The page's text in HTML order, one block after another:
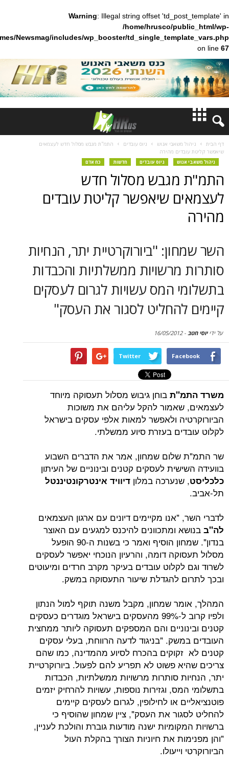
Warning: Illegal string offset
/home/hrusco/
content/themes/Newsmag/includes/wp_booster/
חדשות
משאבי אנוש גיוס עובדים
התמ"ת מגבש מסלול חדש לעצמאים
מהירה
גיוס עובדים חדשות כח אדם
מגבש מסלול חדש
שיאפשר קליטת עובדים
"ביורוקרטיית יתר, הנחיות
מרשויות ממשלתיות והכבדות
המס עשויות לגרום לעסקים
להחליט לסגור את העסק"
16/05/2012
Twitter
בוחן גיבוש מסלול תעסוקה מיוחד
שאמור להקל עליהם את משוכות
ולאפשר למאות אלפי עסקים בישראל
בעזרת סיוע ממשלתי.
שמחון, אמר את הדברים השבוע
לעסקים קטנים ובינוניים של העיתון
שנערכה במלוןדיוויד אינטרקונטיננטל
"אנו מקיימים דיונים עם ארגון העצמאים
ומתכוונים להיכנס למגעים עם האוצר
בנדון". שמחון הוסיף ואמר כי בשנות ה-90 הופעל
דומה, והרעיון הנוכחי יאפשר לעסקים
לקלוט עובדים בעיקר מקרב חרדים ומיעוטים
להגדלת שיעור התעסוקה במשק.
שמחון, מקבל משנה תוקף למול הנתון
ולפיו קרוב ל-99% מהעסקים בישראל מוגדרים כעסקים
והם המספקים תעסוקה ליותר ממחצית
"בניגוד לדעה הרווחת, בעלי עסקים
בהכרח לסיוע מהמדינה, כמו שהם
פשוט לא תפריע להם לפעול. ביורוקרטיית
סותרות מרשויות ממשלתיות, הכבדות
וגזירות נוספות, עשויות להרחיק יזמים
או לחילופין, לגרום לעסקים קיימים
את העסק", ציין שמחון שהוסיף כי
ישנה מודעות גוברת והולכת לעניין,
את חיוניות הצורך בהקלת העול